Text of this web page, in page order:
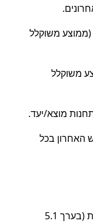
3 שעות–7.5 שעות (ממוצע משוקלל
₪ (ממוצע משוקלל
בחודש האחרון בכל
למי שחשוב הזמן – הסעה פרטית (בערך 5.1